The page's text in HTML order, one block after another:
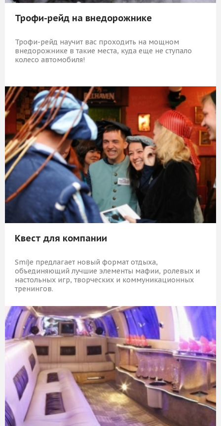
Трофи-рейд на внедорожнике
Трофи-рейд научит вас проходить на мощном
внедорожнике в такие места, куда еще не ступало
колесо автомобиля!
19 709 Р КУПИТЬ
Квест для компании
Smi)e предлагает новый формат отдыха,
объединяющий лучшие элементы мафии, ролевых и
настольных игр, творческих и коммуникационных
тренингов.
35 309 Р КУПИТЬ